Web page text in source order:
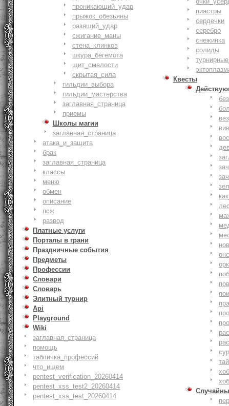
проникающий_удар
прыжок_обезьяны
разящий_удар
сжигание_маны
стена_клинков
шкура_бегемота
щит_смелости
cкрытая_сила
гильдии_выбора
гильдии_мастерства
заглавная_страница
приемы
Школы магии
заглавная_страница
атака_и_защита
брак
заглавная_страница
классы
меню
обмен
описание
псж
развод
Платные услуги
Порталы в грани
Праздничные события
Предметы
Профессии
Словари
Словарь
Элитный турнир
Api
Playground
Wiki
заглавная_страница
помощь
табличка_профессий
что_ищем
pentest_verification_20260414
pentest_xss_test2_20260414
pentest_xss_test_20260414
пиастры
сердечки
серебро
снежинка
солиды
Квесты